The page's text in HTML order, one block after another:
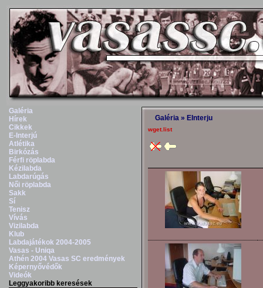
Galéria
Hírek
Cikkek
E-Interjú
Atlétika
Birkózás
Férfi röplabda
Kézilabda
Labdarúgás
Női röplabda
Sakk
Sí
Tenisz
Vívás
Vizilabda
Klub
Labdajátékok 2004-2005
Vasas - Uniqa
Athén 2004 Vasas SC eredmények
Képernyővédők
Videók
Leggyakoribb keresések
Galéria » EInterju
wget.list